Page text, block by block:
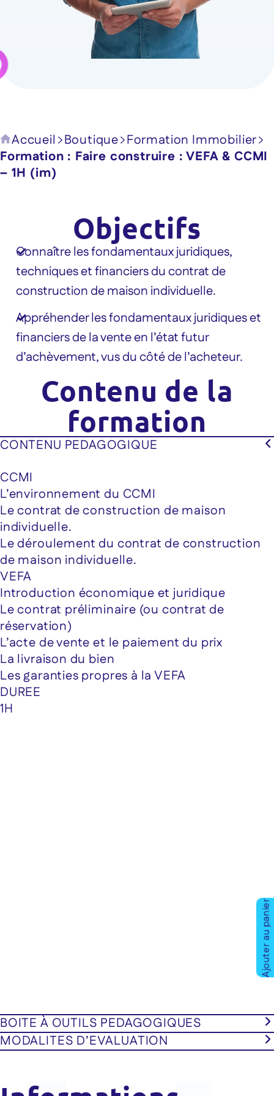
Ajouter au panier
Accueil Boutique Formation Immobilier
Formation : Faire construire : VEFA & CCMI
– 1H (im)
Objectifs
Connaître les fondamentaux juridiques,
techniques et financiers du contrat de
construction de maison individuelle.
Appréhender les fondamentaux juridiques et
financiers de la vente en l’état futur
d’achèvement, vus du côté de l’acheteur.
Contenu de la
formation
CONTENU PEDAGOGIQUE
CCMI
L’environnement du CCMI
Le contrat de construction de maison
individuelle.
Le déroulement du contrat de construction
de maison individuelle.
VEFA
Introduction économique et juridique
Le contrat préliminaire (ou contrat de
réservation)
L’acte de vente et le paiement du prix
La livraison du bien
Les garanties propres à la VEFA
DUREE
1H
BOITE À OUTILS PEDAGOGIQUES
MODALITES D’EVALUATION